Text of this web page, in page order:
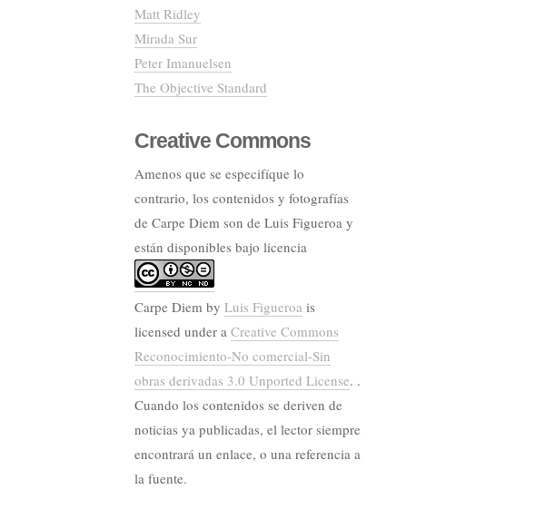
Matt Ridley
Mirada Sur
Peter Imanuelsen
The Objective Standard
Creative Commons
Amenos que se especifíque lo
contrario, los contenidos y fotografías
de Carpe Diem son de Luis Figueroa y
están disponibles bajo licencia
Carpe Diem by Luis Figueroa is
licensed under a Creative Commons
Reconocimiento-No comercial-Sin
obras derivadas 3.0 Unported License. .
Cuando los contenidos se deriven de
noticias ya publicadas, el lector siempre
encontrará un enlace, o una referencia a
la fuente.